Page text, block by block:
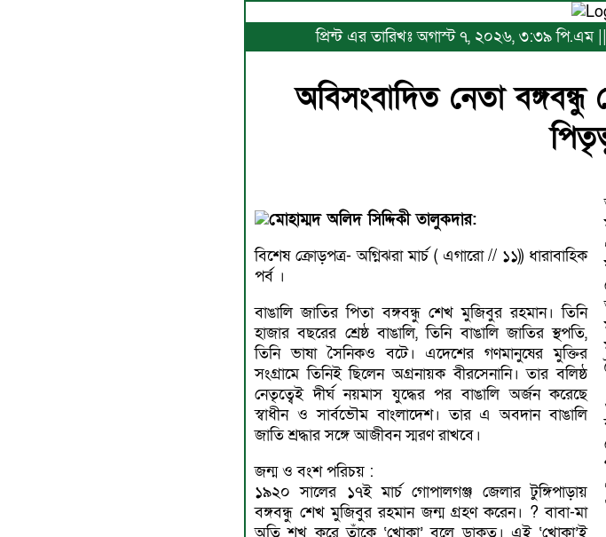
প্রিন্ট এর তারিখঃ অগাস্ট ৭, ২০২৬, ৩:৩৯ পি.এম ||
অবিসংবাদিত নেতা
মোহাম্মদ অলিদ সিদ্দিকী তালুকদার:
বিশেষ ক্রোড়পত্র- অগ্নিঝরা মার্চ ( এগারো // ১১)) ধারাবাহিক
পর্ব ।
বাঙালি জাতির পিতা বঙ্গবন্ধু শেখ মুজিবুর রহমান। তিনি
হাজার বছরের শ্রেষ্ঠ বাঙালি, তিনি বাঙালি জাতির স্থপতি,
তিনি ভাষা সৈনিকও বটে। এদেশের গণমানুষের মুক্তির
সংগ্রামে তিনিই ছিলেন অগ্রনায়ক বীরসেনানি। তার বলিষ্ঠ
নেতৃত্বেই দীর্ঘ নয়মাস যুদ্ধের পর বাঙালি অর্জন করেছে
স্বাধীন ও সার্বভৌম বাংলাদেশ। তার এ অবদান বাঙালি
জাতি শ্রদ্ধার সঙ্গে আজীবন স্মরণ রাখবে।
জন্ম ও বংশ পরিচয় :
১৯২০ সালের ১৭ই মার্চ গােপালগঞ্জ জেলার টুঙ্গিপাড়ায়
বঙ্গবন্ধু শেখ মুজিবুর রহমান জন্ম গ্রহণ করেন। ? বাবা-মা